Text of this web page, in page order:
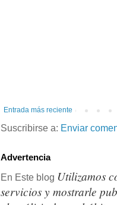
Entrada más reciente
Suscribirse a: Enviar
Advertencia
En Este blog Utilizamos
servicios y mostrarle